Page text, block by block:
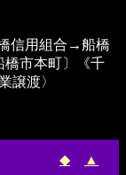
信用組合→船橋
市本町〕《千
譲渡〉
◆ ▲